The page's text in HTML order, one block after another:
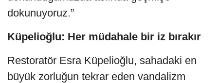
dokunuyoruz.”
Küpelioğlu: Her müdahale bir iz bırakır
Restoratör Esra Küpelioğlu, sahadaki en
büyük zorluğun tekrar eden vandalizm